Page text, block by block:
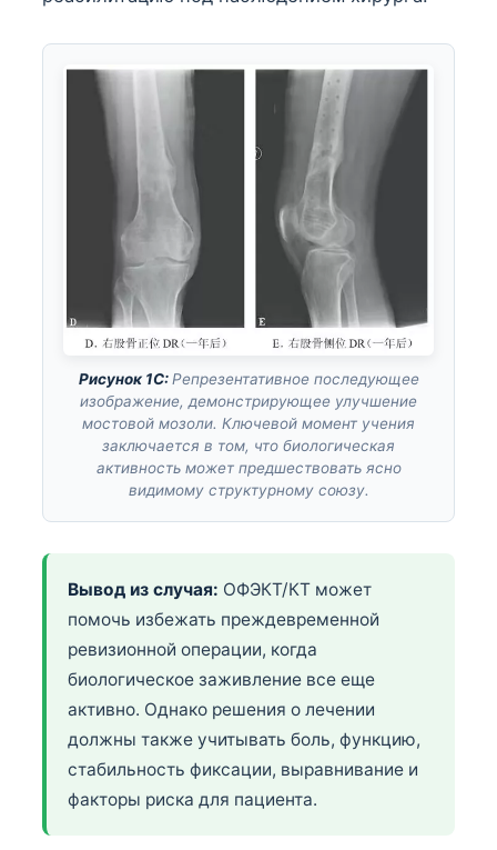
Рисунок 1C:Репрезентативное последующее
изображение, демонстрирующее улучшение
мостовой мозоли. Ключевой момент учения
заключается в том, что биологическая
активность может предшествовать ясно
видимому структурному союзу.
Вывод из случая: ОФЭКТ/КТ может
помочь избежать преждевременной
ревизионной операции, когда
биологическое заживление все еще
активно. Однако решения о лечении
должны также учитывать боль, функцию,
стабильность фиксации, выравнивание и
факторы риска для пациента.